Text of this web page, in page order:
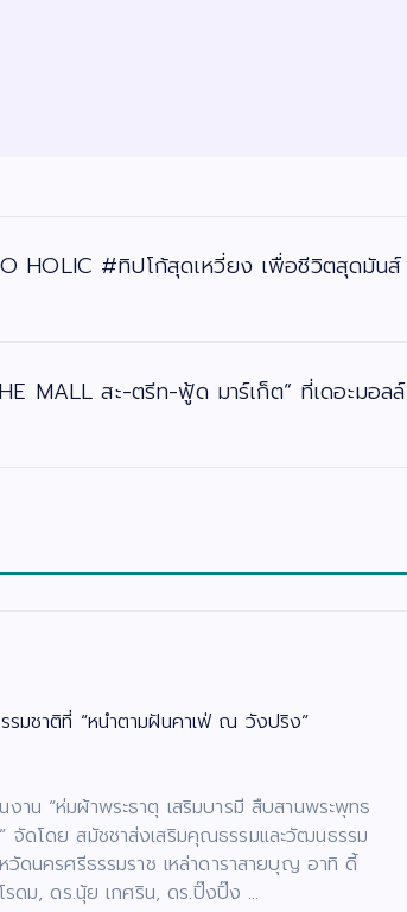
HOLIC #ทิปโก้สุดเหวี่ยง เพื่อชีวิตสุดมันส์
MALL สะ-ตรีท-ฟู้ด มาร์เก็ต” ที่เดอะมอลล์
รมชาติที่ “หนำตามฝันคาเฟ่ ณ วังปริง”
งาน “ห่มผ้าพระธาตุ เสริมบารมี สืบสานพระพุทธ
จัดโดย สมัชชาส่งเสริมคุณธรรมและวัฒนธรรม
ดนครศรีธรรมราช เหล่าดาราสายบุญ อาทิ ดี้
ดม, ดร.นุ้ย เกศริน, ดร.ปิ๊งปิ๊ง …